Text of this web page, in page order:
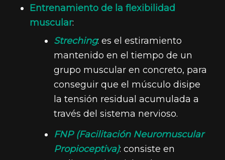
Entrenamiento de la flexibilidad
muscular:
Streching: es el estiramiento
mantenido en el tiempo de un
grupo muscular en concreto, para
conseguir que el músculo disipe
la tensión residual acumulada a
través del sistema nervioso.
FNP (Facilitación Neuromuscular
Propioceptiva): consiste en